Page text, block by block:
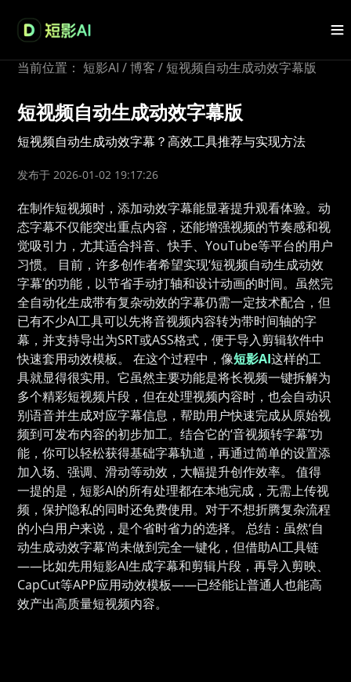
当前位置： 短影AI / 博客 / 短视频自动生成动效字幕版
短视频自动生成动效字幕版
短视频自动生成动效字幕？高效工具推荐与实现方法
发布于 2026-01-02 19:17:26
在制作短视频时，添加动效字幕能显著提升观看体验。动
态字幕不仅能突出重点内容，还能增强视频的节奏感和视
觉吸引力，尤其适合抖音、快手、YouTube等平台的用户
习惯。 目前，许多创作者希望实现‘短视频自动生成动效
字幕’的功能，以节省手动打轴和设计动画的时间。虽然完
全自动化生成带有复杂动效的字幕仍需一定技术配合，但
已有不少AI工具可以先将音视频内容转为带时间轴的字
幕，并支持导出为SRT或ASS格式，便于导入剪辑软件中
快速套用动效模板。 在这个过程中，像短影AI这样的工
具就显得很实用。它虽然主要功能是将长视频一键拆解为
多个精彩短视频片段，但在处理视频内容时，也会自动识
别语音并生成对应字幕信息，帮助用户快速完成从原始视
频到可发布内容的初步加工。结合它的‘音视频转字幕’功
能，你可以轻松获得基础字幕轨道，再通过简单的设置添
加入场、强调、滑动等动效，大幅提升创作效率。 值得
一提的是，短影AI的所有处理都在本地完成，无需上传视
频，保护隐私的同时还免费使用。对于不想折腾复杂流程
的小白用户来说，是个省时省力的选择。 总结：虽然‘自
动生成动效字幕’尚未做到完全一键化，但借助AI工具链
——比如先用短影AI生成字幕和剪辑片段，再导入剪映、
CapCut等APP应用动效模板——已经能让普通人也能高
效产出高质量短视频内容。